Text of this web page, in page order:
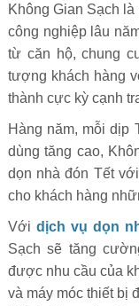
Không Gian Sạch
công nghiệp lâu
từ căn hộ, chung
tượng khách hàng
thành cực kỳ cạnh
Hàng năm, mỗi dịp
dùng tăng cao,
dọn nhà đón Tết
cho khách hàng
Với dịch vụ dọn
Sạch sẽ tăng
được nhu cầu của
và máy móc thiết bị